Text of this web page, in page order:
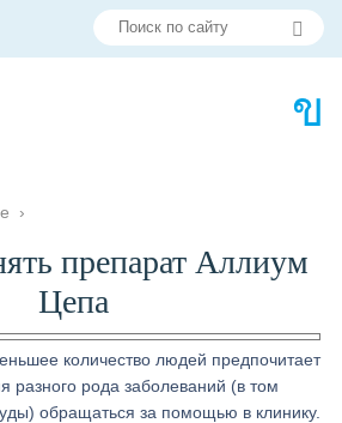
›
препарат Аллиум
Цепа
количество людей предпочитает
разного рода заболеваний (в том
обращаться за помощью в клинику.